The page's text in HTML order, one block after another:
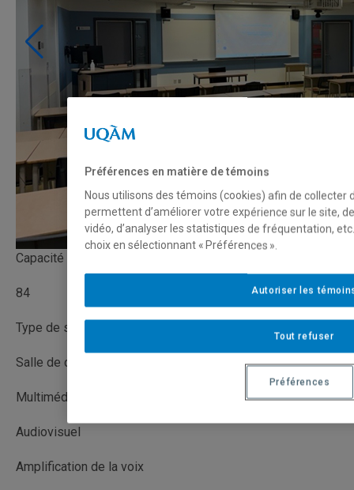
Capacité
84
Type de salle
Salle de cours
Multimédia avec captation (MMC)
Audiovisuel
Amplification de la voix
Préférences en matière de témoins
Nous utilisons des témoins (cookies) afin de collecter
permettent d’améliorer votre expérience sur le site,
vidéo, d’analyser les statistiques de fréquentation,
choix en sélectionnant « Préférences ».
Tout refuser
Autoriser les
Préférences